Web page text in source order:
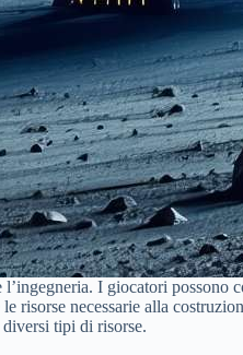
I giocatori
risorse necessarie alla
tipi di risorse.